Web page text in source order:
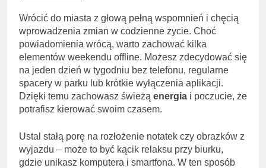
Wrócić do miasta z głową pełną wspomnień i chęcią
wprowadzenia zmian w codzienne życie. Choć
powiadomienia wrócą, warto zachować kilka
elementów weekendu offline. Możesz zdecydować się
na jeden dzień w tygodniu bez telefonu, regularne
spacery w parku lub krótkie wyłączenia aplikacji.
Dzięki temu zachowasz świeżą energia i poczucie, że
potrafisz kierować swoim czasem.
Ustal stałą porę na rozłożenie notatek czy obrazków z
wyjazdu – może to być kącik relaksu przy biurku,
gdzie unikasz komputera i smartfona. W ten sposób